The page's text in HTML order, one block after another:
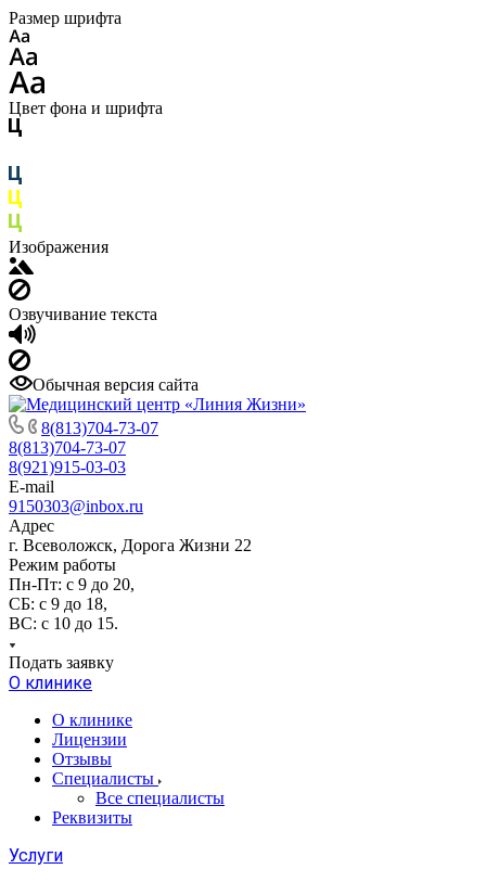
Размер шрифта
Цвет фона и шрифта
Изображения
Озвучивание текста
Обычная версия сайта
8(813)704-73-07
8(813)704-73-07
8(921)915-03-03
E-mail
9150303@inbox.ru
Адрес
г. Всеволожск, Дорога Жизни 22
Режим работы
Пн-Пт: с 9 до 20,
СБ: с 9 до 18,
ВС: с 10 до 15.
Подать заявку
О клинике
О клинике
Лицензии
Отзывы
Специалисты
Все специалисты
Реквизиты
Услуги